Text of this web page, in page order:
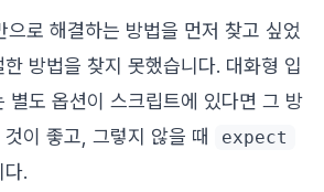
로 해결하는 방법을 먼저 찾고 싶었
방법을 찾지 못했습니다. 대화형 입
별도 옵션이 스크립트에 있다면 그 방
이 좋고, 그렇지 않을 때
expect
.